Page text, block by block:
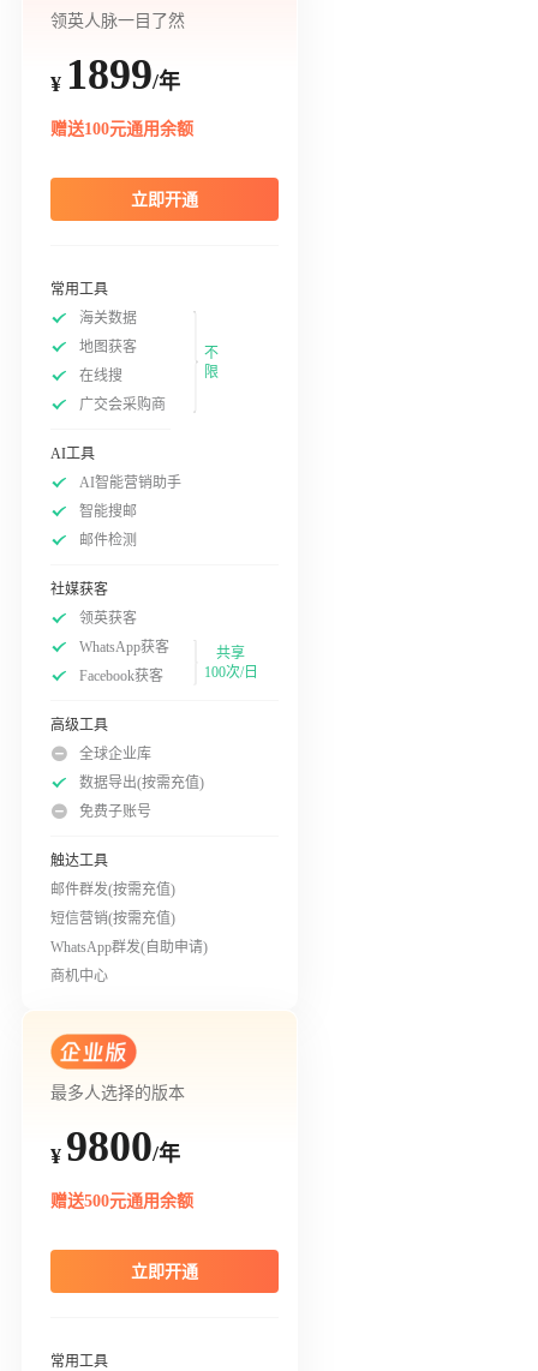
领英人脉一目了然
¥ 1899/年
赠送100元通用余额
立即开通
常用工具
海关数据
地图获客
在线搜
广交会采购商
不
限
AI工具
AI智能营销助手
智能搜邮
邮件检测
社媒获客
领英获客
WhatsApp获客
Facebook获客
共享
100次/日
高级工具
全球企业库
数据导出(按需充值)
免费子账号
触达工具
邮件群发(按需充值)
短信营销(按需充值)
WhatsApp群发(自助申请)
商机中心
最多人选择的版本
¥ 9800/年
赠送500元通用余额
立即开通
常用工具